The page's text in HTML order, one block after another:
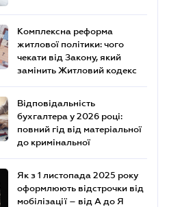
Комплексна реформа
житлової політики: чого
чекати від Закону, який
замінить Житловий кодекс
Відповідальність
бухгалтера у 2026 році:
повний гід від матеріальної
до кримінальної
Як з 1 листопада 2025 року
оформлюють відстрочки від
мобілізації – від А до Я